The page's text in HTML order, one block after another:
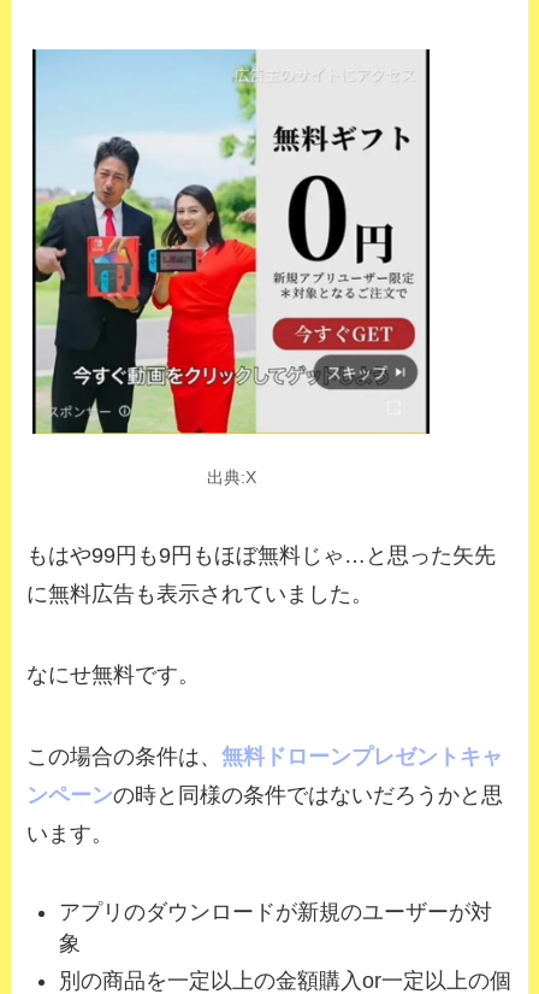
出典:X
もはや99円も9円もほぼ無料じゃ…と思った矢先
に無料広告も表示されていました。
なにせ無料です。
この場合の条件は、無料ドローンプレゼントキャ
ンペーンの時と同様の条件ではないだろうかと思
います。
アプリのダウンロードが新規のユーザーが対
象
別の商品を一定以上の金額購入or一定以上の個